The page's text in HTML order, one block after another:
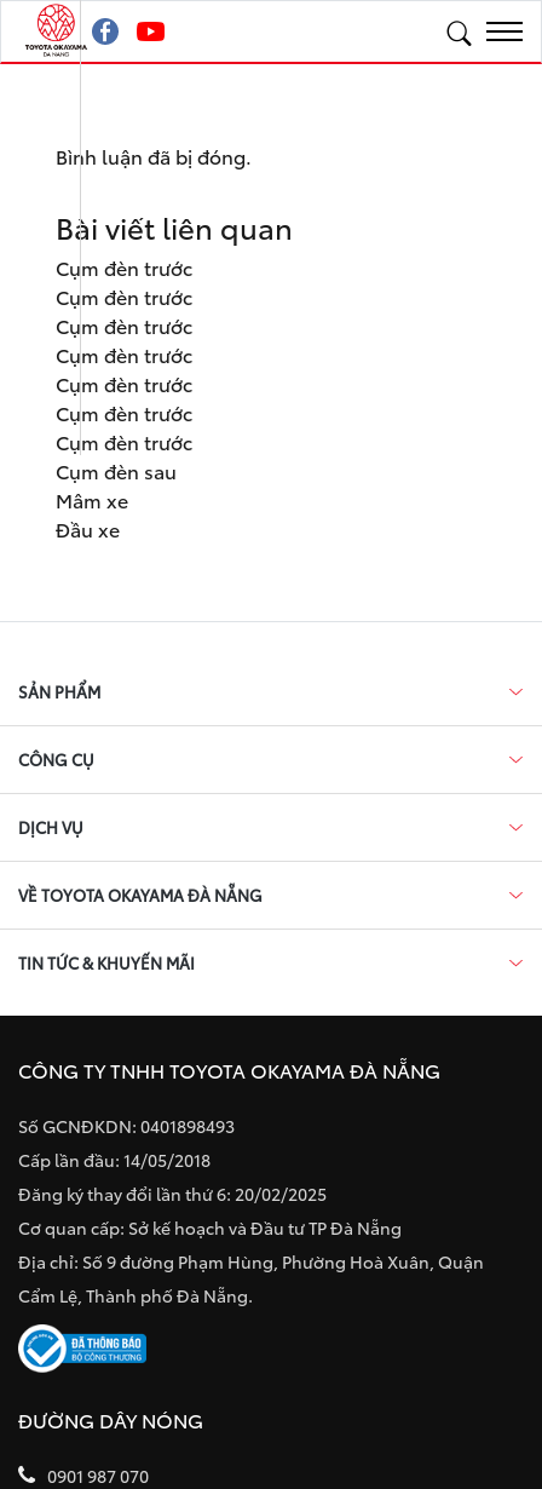
Bình luận đã bị đóng.
Bài viết liên quan
Cụm đèn trước
Cụm đèn trước
Cụm đèn trước
Cụm đèn trước
Cụm đèn trước
Cụm đèn trước
Cụm đèn trước
Cụm đèn sau
Mâm xe
Đầu xe
SẢN PHẨM
CÔNG CỤ
DỊCH VỤ
VỀ TOYOTA OKAYAMA ĐÀ NẴNG
TIN TỨC & KHUYẾN MÃI
CÔNG TY TNHH TOYOTA OKAYAMA ĐÀ NẴNG
Số GCNĐKDN: 0401898493
Cấp lần đầu: 14/05/2018
Đăng ký thay đổi lần thứ 6: 20/02/2025
Cơ quan cấp: Sở kế hoạch và Đầu tư TP Đà Nẵng
Địa chỉ: Số 9 đường Phạm Hùng, Phường Hoà Xuân, Quận
Cẩm Lệ, Thành phố Đà Nẵng.
ĐƯỜNG DÂY NÓNG
0901 987 070